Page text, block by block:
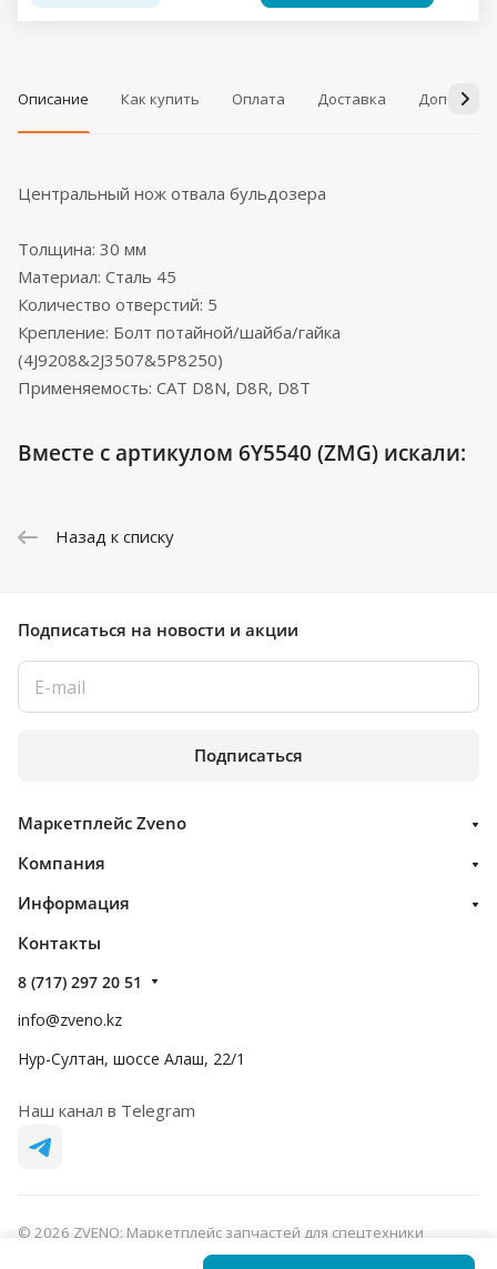
Описание Как купить Оплата Доставка
Центральный нож отвала бульдозера
Толщина: 30 мм
Материал: Сталь 45
Количество отверстий: 5
Крепление: Болт потайной/шайба/гайка
(4J9208&2J3507&5P8250)
Применяемость: CAT D8N, D8R, D8T
Вместе с артикулом 6Y5540 (ZMG) искали:
Назад к списку
Подписаться на новости и акции
Подписаться
Маркетплейс Zveno
Компания
Информация
Контакты
8 (717) 297 20 51
info@zveno.kz
Нур-Султан, шоссе Алаш, 22/1
Наш канал в Telegram
© 2026 ZVENO: Маркетплейс запчастей для спецтехники